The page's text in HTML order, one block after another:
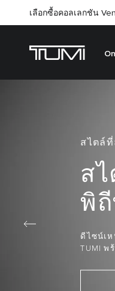
เลือกซื้อคอลเลกชัน
สไตล์ที่
ส
พิ
ดีไซน์เ
TUMI พ